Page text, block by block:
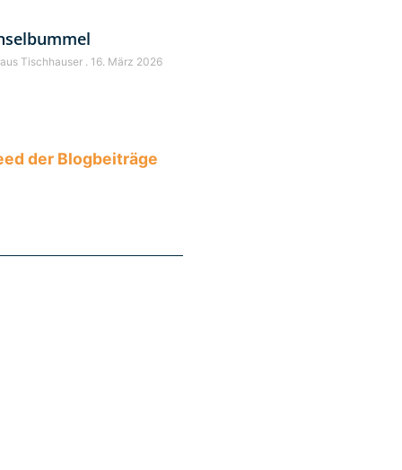
Tischhauser 16. März 2026
der Blogbeiträge